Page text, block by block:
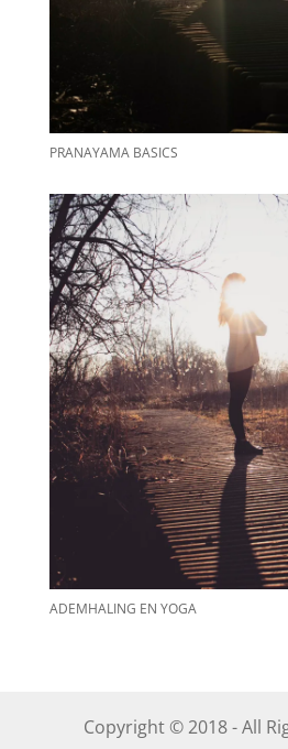
PRANAYAMA BASICS
ADEMHALING EN YOGA
Copyright © 2018 - All